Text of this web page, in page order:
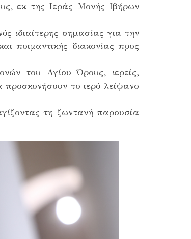
εκ της Ιεράς Μονής Ιβήρων
ιδιαίτερης σημασίας για την
ποιμαντικής διακονίας προς
του Αγίου Όρους, ιερείς,
προσκυνήσουν το ιερό λείψανο
τη ζωντανή παρουσία